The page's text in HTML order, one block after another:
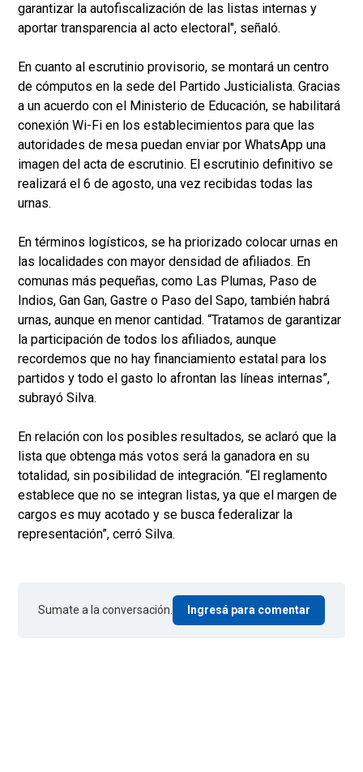
garantizar la autofiscalización de las listas internas y
aportar transparencia al acto electoral", señaló.
En cuanto al escrutinio provisorio, se montará un centro
de cómputos en la sede del Partido Justicialista. Gracias
a un acuerdo con el Ministerio de Educación, se habilitará
conexión Wi-Fi en los establecimientos para que las
autoridades de mesa puedan enviar por WhatsApp una
imagen del acta de escrutinio. El escrutinio definitivo se
realizará el 6 de agosto, una vez recibidas todas las
urnas.
En términos logísticos, se ha priorizado colocar urnas en
las localidades con mayor densidad de afiliados. En
comunas más pequeñas, como Las Plumas, Paso de
Indios, Gan Gan, Gastre o Paso del Sapo, también habrá
urnas, aunque en menor cantidad. “Tratamos de garantizar
la participación de todos los afiliados, aunque
recordemos que no hay financiamiento estatal para los
partidos y todo el gasto lo afrontan las líneas internas”,
subrayó Silva.
En relación con los posibles resultados, se aclaró que la
lista que obtenga más votos será la ganadora en su
totalidad, sin posibilidad de integración. “El reglamento
establece que no se integran listas, ya que el margen de
cargos es muy acotado y se busca federalizar la
representación”, cerró Silva.
Sumate a la conversación. Ingresá para comentar